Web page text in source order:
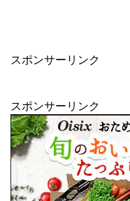
スポンサーリンク
スポンサーリンク